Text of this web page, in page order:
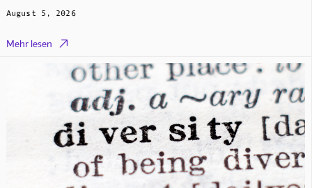
August 5, 2026
Mehr lesen 